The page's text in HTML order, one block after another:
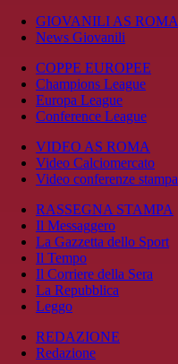
GIOVANILI AS ROMA
News Giovanili
COPPE EUROPEE
Champions League
Europa League
Conference League
VIDEO AS ROMA
Video Calciomercato
Video conferenze stampa
RASSEGNA STAMPA
Il Messaggero
La Gazzetta dello Sport
Il Tempo
Il Corriere della Sera
La Repubblica
Leggo
REDAZIONE
Redazione